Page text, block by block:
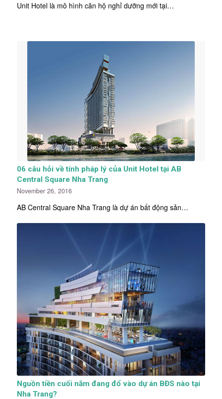
Unit Hotel là mô hình căn hộ nghỉ dưỡng mới tại…
06 câu hỏi về tính pháp lý của Unit Hotel tại AB
Central Square Nha Trang
November 26, 2016
AB Central Square Nha Trang là dự án bất động sản…
Nguồn tiền cuối năm đang đổ vào dự án BĐS nào tại
Nha Trang?